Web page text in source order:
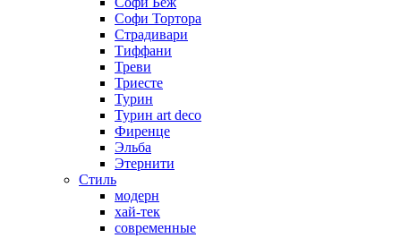
Софи Тортора
Страдивари
Тиффани
Треви
Триесте
Турин
Турин art deco
Фиренце
Эльба
Этернити
Стиль
модерн
хай-тек
современные